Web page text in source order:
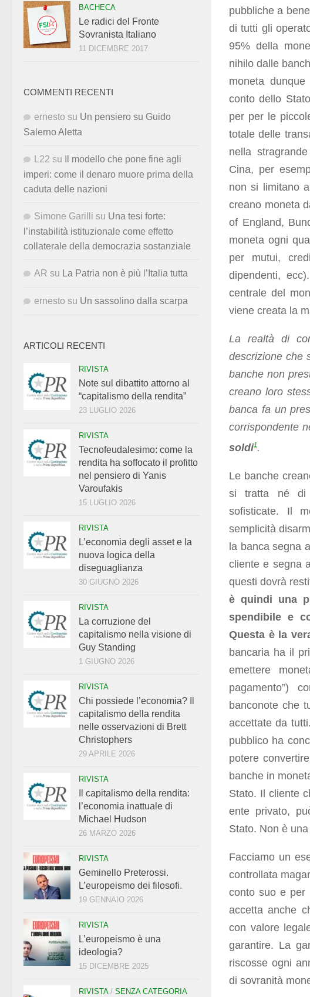
pubbliche a
di tutti gli
95% della
nihilo dalle
moneta
conto dello
per per le
totale delle
nella
Cina, per
non si limitano
creano moneta
of England,
moneta ogni
per mutui,
dipendenti,
centrale del
viene creata la
La realtà di
descrizione che
banche non
creano loro
banca fa un
corrispondente
soldi1.
Le banche
si tratta né di
sofisticate. Il
semplicità
la banca segna
cliente e segna
questi dovrà
è quindi una
spendibile e
Questa è la
bancaria ha il
emettere
pagamento”)
banconote che
accettate da
pubblico ha
potere
banche in
Stato. Il cliente
ente privato,
Stato. Non è
Facciamo un
controllata
conto suo e per
accetta anche
con valore
garantire. La
riscosse ogni
di sovranità
BACHECA
Le radici del Fronte
Sovranista Italiano
11 DICEMBRE 2017
COMMENTI RECENTI
ernesto su Un pensiero su Guido
Salerno Aletta
L22 su
Il modello che pone fine agli
imperi: come il denaro muore prima della
caduta delle nazioni
Simone Garilli su Una tesi forte:
l’instabilità istituzionale come effetto
collaterale della democrazia sostanziale
AR su La Patria non è più l’Italia tutta
ernesto su Un sassolino dalla scarpa
ARTICOLI RECENTI
RIVISTA
Note sul dibattito attorno al
“capitalismo della rendita”
23 LUGLIO 2026
RIVISTA
Tecnofeudalesimo: come la
rendita ha soffocato il profitto
nel pensiero di Yanis
Varoufakis
15 LUGLIO 2026
RIVISTA
L’economia degli asset e la
nuova logica della
diseguaglianza
30 GIUGNO 2026
RIVISTA
La corruzione del
capitalismo nella visione di
Guy Standing
1 GIUGNO 2026
RIVISTA
Chi possiede l’economia? Il
capitalismo della rendita
nelle osservazioni di Brett
Christophers
29 APRILE 2026
RIVISTA
Il capitalismo della rendita:
l’economia inattuale di
Michael Hudson
26 MARZO 2026
RIVISTA
Geminello Preterossi.
L’europeismo dei filosofi.
19 GENNAIO 2026
RIVISTA
L’europeismo è una
ideologia?
15 DICEMBRE 2025
RIVISTA/ SENZA CATEGORIA